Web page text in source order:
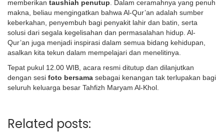
memberikan taushiah penutup. Dalam ceramahnya yang penuh
makna, beliau mengingatkan bahwa Al-Qur’an adalah sumber
keberkahan, penyembuh bagi penyakit lahir dan batin, serta
solusi dari segala kegelisahan dan permasalahan hidup. Al-
Qur’an juga menjadi inspirasi dalam semua bidang kehidupan,
asalkan kita tekun dalam mempelajari dan menelitinya.
Tepat pukul 12.00 WIB, acara resmi ditutup dan dilanjutkan
dengan sesi foto bersama sebagai kenangan tak terlupakan bagi
seluruh keluarga besar Tahfizh Maryam Al-Khol.
Related posts: